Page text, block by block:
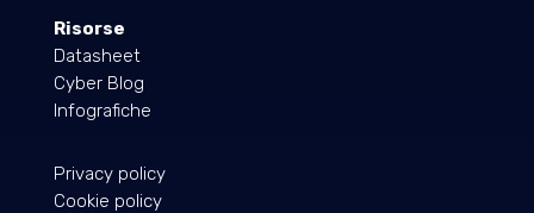
Risorse
Datasheet
Cyber Blog
Infografiche
Privacy policy
Cookie policy